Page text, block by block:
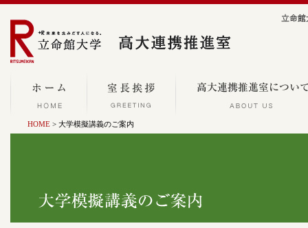
HOME > 大学模擬講義のご案内